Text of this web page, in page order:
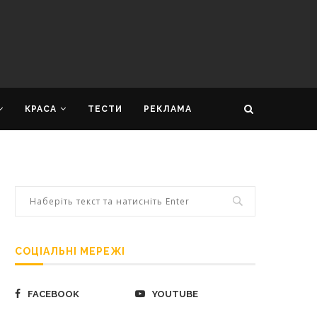
КРАСА ТЕСТИ РЕКЛАМА
СОЦІАЛЬНІ МЕРЕЖІ
FACEBOOK YOUTUBE